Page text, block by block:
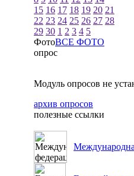
15 16 17 18 19 20 21
22 23 24 25 26 27 28
29 30 1 2 3 4 5
ФотоВСЕ ФОТО
опрос
Модуль опросов не
архив опросов
полезные ссылки